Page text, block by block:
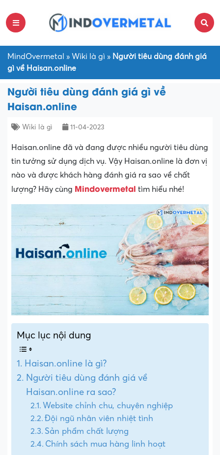
MindOvermetal » Wiki là gì » Người tiêu dùng đánh giá
gì về Haisan.online
Người tiêu dùng đánh giá gì về
Haisan.online
Wiki là gì 11-04-2023
Haisan.online đã và đang được nhiều người tiêu dùng
tin tưởng sử dụng dịch vụ. Vậy Haisan.online là đơn vị
nào và được khách hàng đánh giá ra sao về chất
lượng? Hãy cùng Mindovermetal tìm hiểu nhé!
Mục lục nội dung
Haisan.online là gì?
Người tiêu dùng đánh giá về
Haisan.online ra sao?
Website chỉnh chu, chuyên nghiệp
Đội ngũ nhân viên nhiệt tình
Sản phẩm chất lượng
Chính sách mua hàng linh hoạt